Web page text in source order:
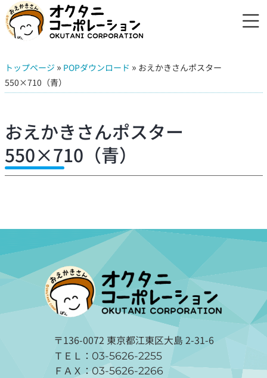
トップページ » POPダウンロード » おえかきさんポスター
550×710（青）
おえかきさんポスター
550×710（青）
〒136-0072 東京都江東区大島 2-31-6
ＴＥＬ： 03-5626-2255
ＦＡＸ： 03-5626-2266